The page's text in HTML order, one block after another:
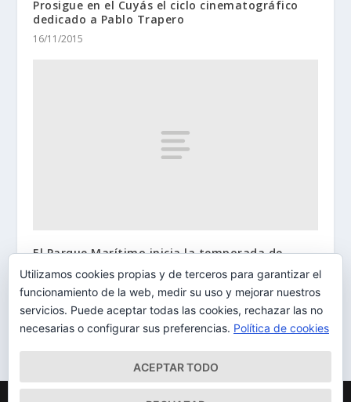
Prosigue en el Cuyás el ciclo cinematográfico
dedicado a Pablo Trapero
16/11/2015
El Parque Marítimo inicia la temporada de
verano con nuevo horario y mayor oferta de
ocio
26/06/2013
Utilizamos cookies propias y de terceros para garantizar el
funcionamiento de la web, medir su uso y mejorar nuestros
servicios. Puede aceptar todas las cookies, rechazar las no
necesarias o configurar sus preferencias. Política de cookies
ACEPTAR TODO